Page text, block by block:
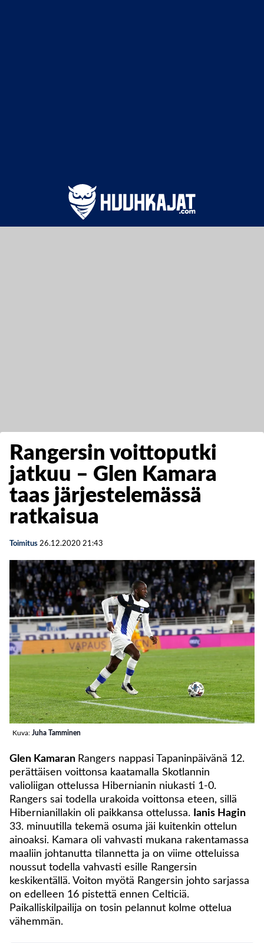
Rangersin voittoputki
jatkuu – Glen Kamara
taas järjestelemässä
ratkaisua
Toimitus 26.12.2020 21:43
Kuva: Juha Tamminen
Glen Kamaran Rangers nappasi Tapaninpäivänä 12.
perättäisen voittonsa kaatamalla Skotlannin
valioliigan ottelussa Hibernianin niukasti 1-0.
Rangers sai todella urakoida voittonsa eteen, sillä
Hibernianillakin oli paikkansa ottelussa. Ianis Hagin
33. minuutilla tekemä osuma jäi kuitenkin ottelun
ainoaksi. Kamara oli vahvasti mukana rakentamassa
maaliin johtanutta tilannetta ja on viime otteluissa
noussut todella vahvasti esille Rangersin
keskikentällä. Voiton myötä Rangersin johto sarjassa
on edelleen 16 pistettä ennen Celticiä.
Paikalliskilpailija on tosin pelannut kolme ottelua
vähemmän.